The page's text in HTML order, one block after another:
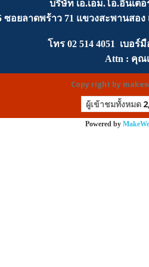
บริษัท เอ.เอ็ม.โอ.อินเต
ซอยลาดพร้าว 71 แขวงสะพานสอง
โทร 02 514 4051 เบอร์
Attn : คุณ
Copy right by
ผู้เข้าชมทั้งหมด
Powered by